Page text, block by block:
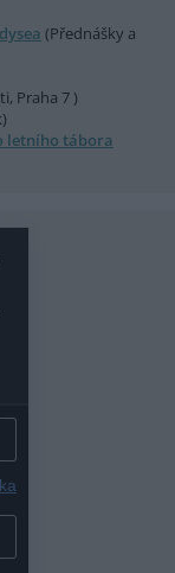
(Přednášky a
Praha 7 )
letního tábora